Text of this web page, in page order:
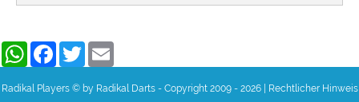
WhatsAppFacebookTwitter
Radikal Players © by Radikal Darts - Copyright 2009 - 2026 Rechtlicher Hinweis